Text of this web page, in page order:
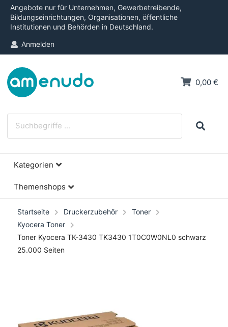
Angebote nur für Unternehmen, Gewerbetreibende,
Bildungseinrichtungen, Organisationen, öffentliche
Institutionen und Behörden in Deutschland.
Anmelden
0,00 €
Kategorien
Themenshops
Startseite Druckerzubehör
Toner
Kyocera Toner
Toner Kyocera TK-3430 TK3430 1T0C0W0NL0 schwarz
25.000 Seiten